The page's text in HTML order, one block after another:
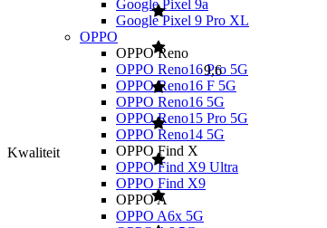
Google Pixel 9a
Google Pixel 9 Pro XL
OPPO
OPPO Reno
OPPO Reno16 Pro 5G
OPPO Reno16 F 5G
OPPO Reno16 5G
OPPO Reno15 Pro 5G
OPPO Reno14 5G
OPPO Find X
OPPO Find X9 Ultra
OPPO Find X9
OPPO A
OPPO A6x 5G
Kwaliteit
9,6